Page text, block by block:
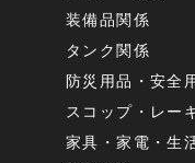
装備品関係
タンク関係
防災用品・安全
スコップ・レー
家具・家電・生